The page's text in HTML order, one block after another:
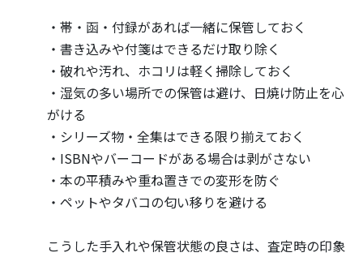
・帯・函・付録があれば一緒に保管しておく
・書き込みや付箋はできるだけ取り除く
・破れや汚れ、ホコリは軽く掃除しておく
・湿気の多い場所での保管は避け、日焼け防止を心
がける
・シリーズ物・全集はできる限り揃えておく
・ISBNやバーコードがある場合は剥がさない
・本の平積みや重ね置きでの変形を防ぐ
・ペットやタバコの匂い移りを避ける
こうした手入れや保管状態の良さは、査定時の印象